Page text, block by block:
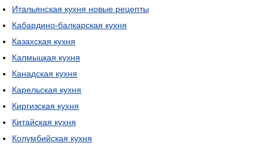
Итальянская кухня новые рецепты
Кабардино-балкарская кухня
Казахская кухня
Калмыцкая кухня
Канадская кухня
Карельская кухня
Киргизская кухня
Китайская кухня
Колумбийская кухня